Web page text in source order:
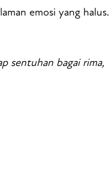
emosi yang halus.
sentuhan bagai rima,